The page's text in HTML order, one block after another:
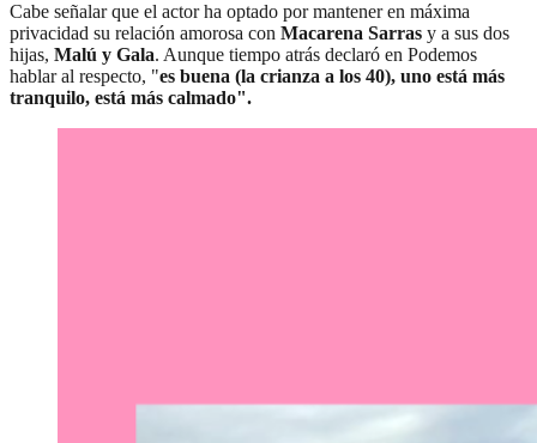
Cabe señalar que el actor ha optado por mantener en máxima
privacidad su relación amorosa con Macarena Sarras y a sus dos
hijas, Malú y Gala. Aunque tiempo atrás declaró en Podemos
hablar al respecto, "es buena (la crianza a los 40), uno está más
tranquilo, está más calmado".